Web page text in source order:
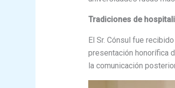
Tradiciones de
El Sr. Cónsul fue
presentación honorífica
la comunicación